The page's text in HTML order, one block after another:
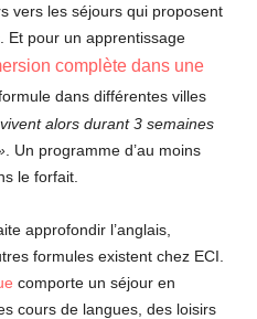
vers les séjours qui proposent
Et pour un apprentissage
complète dans une
dans différentes villes
alors durant 3 semaines
. Un programme d’au moins
le forfait.
approfondir l’anglais,
formules existent chez ECI.
comporte un séjour en
cours de langues, des loisirs